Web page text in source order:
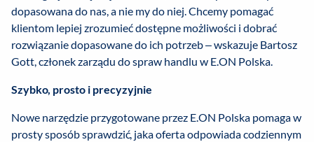
dopasowana do nas, a nie my do niej. Chcemy pomagać
klientom lepiej zrozumieć dostępne możliwości i dobrać
rozwiązanie dopasowane do ich potrzeb – wskazuje Bartosz
Gott, członek zarządu do spraw handlu w E.ON Polska.
Szybko, prosto i precyzyjnie
Nowe narzędzie przygotowane przez E.ON Polska pomaga w
prosty sposób sprawdzić, jaka oferta odpowiada codziennym